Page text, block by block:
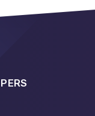
PERS